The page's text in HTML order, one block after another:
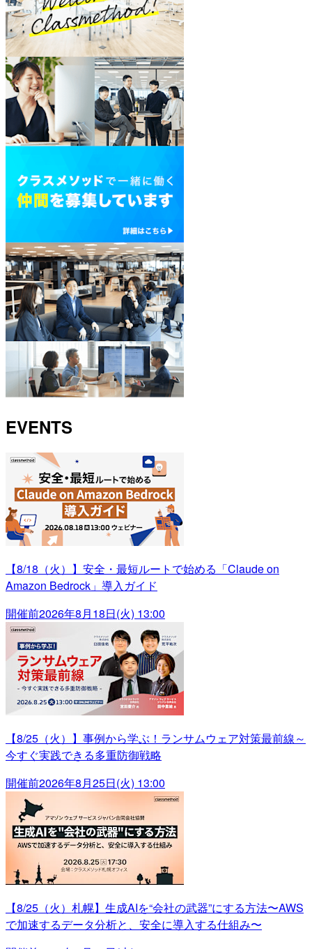
EVENTS
【8/18（火）】安全・最短ルートで始める「Claude on
Amazon Bedrock」導入ガイド
開催前2026年8月18日(火) 13:00
【8/25（火）】事例から学ぶ！ランサムウェア対策最前線～
今すぐ実践できる多重防御戦略
開催前2026年8月25日(火) 13:00
【8/25（火）札幌】生成AIを“会社の武器”にする方法〜AWS
で加速するデータ分析と、安全に導入する仕組み〜